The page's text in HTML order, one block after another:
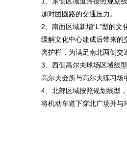
加对团圆路的交通压力。
2、南面区域新增“L”型的
缓解文化中心建成后带来的
离护栏，为满足南北两侧交
3、西侧高尔夫球场区域线
高尔夫会所与高尔夫练习场
4、北部区域按照规划线型
将机动车道下穿北广场并与